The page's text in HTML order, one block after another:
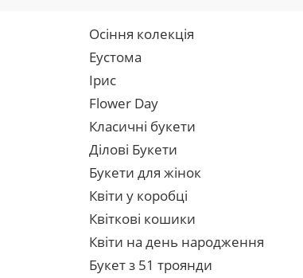
Осіння колекція
Еустома
Ірис
Flower Day
Класичні букети
Ділові Букети
Букети для жінок
Квіти у коробці
Квіткові кошики
Квіти на день народження
Букет з 51 троянди